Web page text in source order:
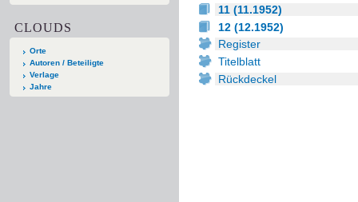
CLOUDS
Orte
Autoren / Beteiligte
Verlage
Jahre
11 (11.1952)
12 (12.1952)
Register
Titelblatt
Rückdeckel